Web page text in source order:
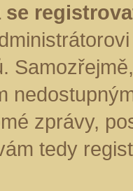
se
zprávy,
tedy